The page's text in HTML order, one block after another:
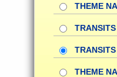
THEME
THEME